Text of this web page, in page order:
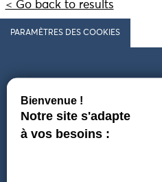
< Go back to results
PARAMÈTRES DES COOKIES
Follow us